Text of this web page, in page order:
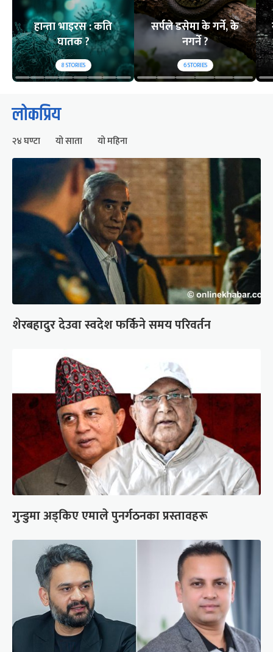
हान्ता भाइरस : कति
घातक ?
8STORIES
सर्पले डसेमा के गर्ने, के
नगर्ने ?
6STORIES
लोकप्रिय
२४ घण्टा यो साता यो महिना
शेरबहादुर देउवा स्वदेश फर्किने समय परिवर्तन
गुन्डुमा अड्किए एमाले पुनर्गठनका प्रस्तावहरू